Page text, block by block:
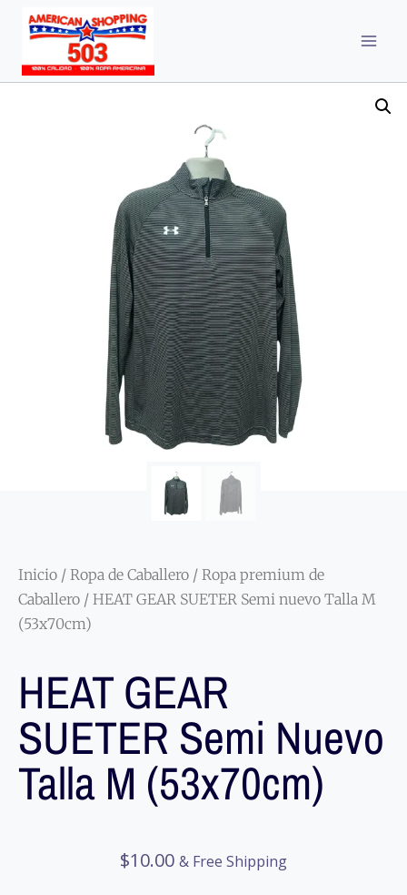
Inicio / Ropa de Caballero / Ropa premium de
Caballero / HEAT GEAR SUETER Semi nuevo Talla M
(53x70cm)
HEAT GEAR
SUETER Semi Nuevo
Talla M (53x70cm)
$10.00 & Free Shipping